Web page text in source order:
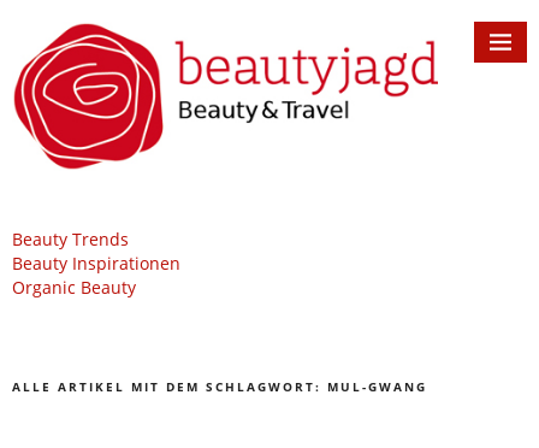
Beauty Trends
Beauty Inspirationen
Organic Beauty
ALLE ARTIKEL MIT DEM SCHLAGWORT: MUL-GWANG